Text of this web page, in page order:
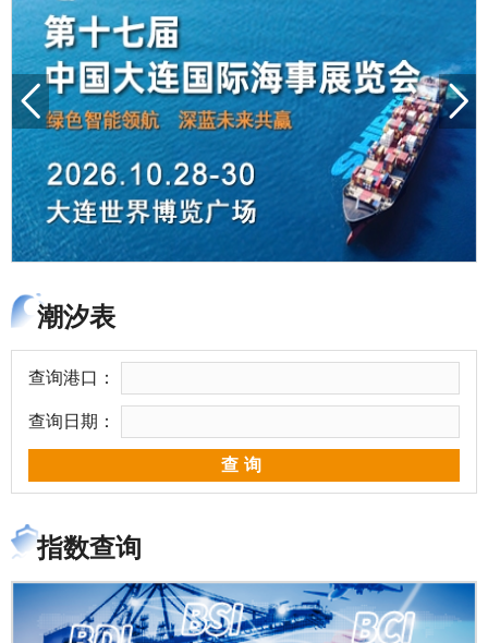
加载更多
 
潮汐表
查询港口：
查询日期：
查询
指数查询